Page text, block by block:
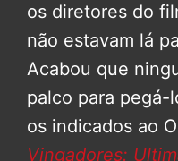
os diretores do
não estavam lá
Acabou que
palco para pegá-
os indicados ao
Vingadores: